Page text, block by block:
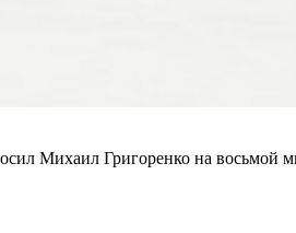
Михаил Григоренко на восьмой